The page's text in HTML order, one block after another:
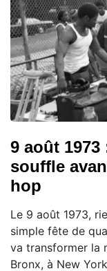
9 août
souffle
hop
Le 9 août 1973,
simple fête de
va transformer la
Bronx, à New